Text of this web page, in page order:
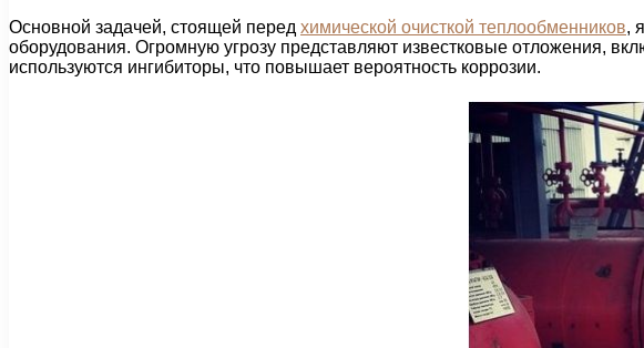
Основной задачей, стоящей перед химической очисткой теплообменников,
оборудования. Огромную угрозу представляют известковые отложения,
используются ингибиторы, что повышает вероятность коррозии.